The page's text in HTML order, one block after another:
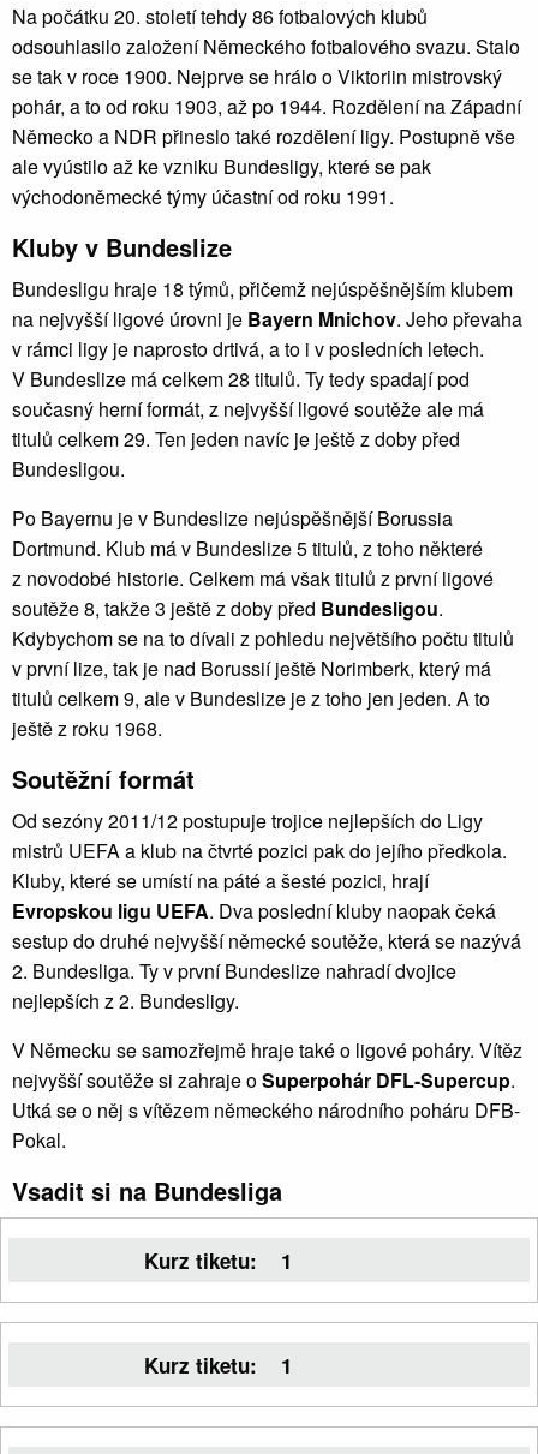
Na počátku 20. století tehdy 86 fotbalových klubů
odsouhlasilo založení Německého fotbalového svazu. Stalo
se tak v roce 1900. Nejprve se hrálo o Viktoriin mistrovský
pohár, a to od roku 1903, až po 1944. Rozdělení na Západní
Německo a NDR přineslo také rozdělení ligy. Postupně vše
ale vyústilo až ke vzniku Bundesligy, které se pak
východoněmecké týmy účastní od roku 1991.
Kluby v Bundeslize
Bundesligu hraje 18 týmů, přičemž nejúspěšnějším klubem
na nejvyšší ligové úrovni je Bayern Mnichov. Jeho převaha
v rámci ligy je naprosto drtivá, a to i v posledních letech.
V Bundeslize má celkem 28 titulů. Ty tedy spadají pod
současný herní formát, z nejvyšší ligové soutěže ale má
titulů celkem 29. Ten jeden navíc je ještě z doby před
Bundesligou.
Po Bayernu je v Bundeslize nejúspěšnější Borussia
Dortmund. Klub má v Bundeslize 5 titulů, z toho některé
z novodobé historie. Celkem má však titulů z první ligové
soutěže 8, takže 3 ještě z doby před Bundesligou.
Kdybychom se na to dívali z pohledu největšího počtu titulů
v první lize, tak je nad Borussií ještě Norimberk, který má
titulů celkem 9, ale v Bundeslize je z toho jen jeden. A to
ještě z roku 1968.
Soutěžní formát
Od sezóny 2011/12 postupuje trojice nejlepších do Ligy
mistrů UEFA a klub na čtvrté pozici pak do jejího předkola.
Kluby, které se umístí na páté a šesté pozici, hrají
Evropskou ligu UEFA. Dva poslední kluby naopak čeká
sestup do druhé nejvyšší německé soutěže, která se nazývá
2. Bundesliga. Ty v první Bundeslize nahradí dvojice
nejlepších z 2. Bundesligy.
V Německu se samozřejmě hraje také o ligové poháry. Vítěz
nejvyšší soutěže si zahraje oSuperpohár DFL-Supercup.
Utká se o něj s vítězem německého národního poháru DFB-
Pokal.
Vsadit si na Bundesliga
Kurz tiketu: 1
Kurz tiketu: 1